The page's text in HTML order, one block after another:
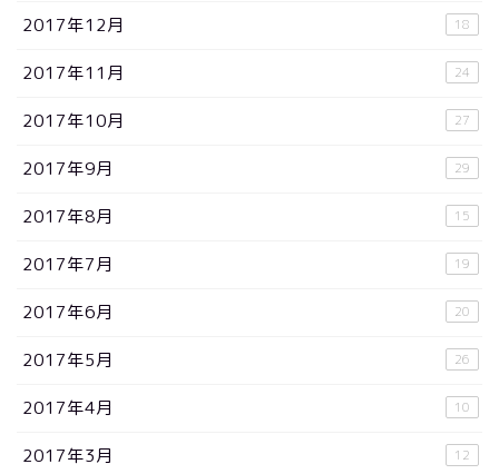
2017年12月 18
2017年11月 24
2017年10月 27
2017年9月 29
2017年8月 15
2017年7月 19
2017年6月 20
2017年5月 26
2017年4月 10
2017年3月 12